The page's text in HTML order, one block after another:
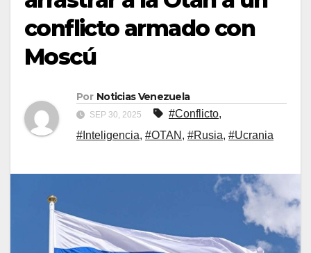
conflicto armado con
Moscú
Por Noticias Venezuela
SEP 30, 2025 #Conflicto,
#Inteligencia, #OTAN , #Rusia, #Ucrania